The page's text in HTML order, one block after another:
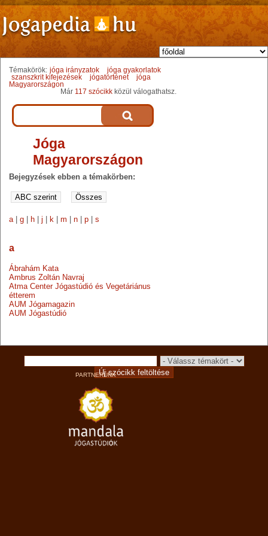
Témakörök: jóga irányzatok
jóga gyakorlatok
szanszkrit kifejezések
jógatörténet
jóga
Magyarországon
Már 117 szócikk közül válogathatsz.
Jóga
Magyarországon
Bejegyzések ebben a témakörben:
a |g h |j k |m |n |p |s
a
Ábrahám Kata
Ambrus Zoltán Navraj
Atma Center Jógastúdió és Vegetáriánus
étterem
AUM Jógamagazin
AUM Jógastúdió
PARTNERÜNK